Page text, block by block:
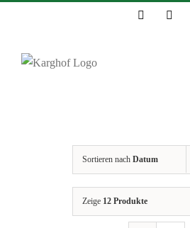
Instagram
Sortieren nach Datum
Zeige 12 Produkte